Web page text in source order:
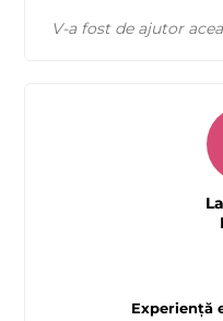
V-a fost de ajutor
Experiență